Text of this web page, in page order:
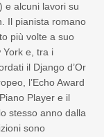
) e alcuni lavori su
Il pianista romano
più volte a suo
York e, tra i
il Django d’Or
l’Echo Award
Player e il
stesso anno dalla
sono